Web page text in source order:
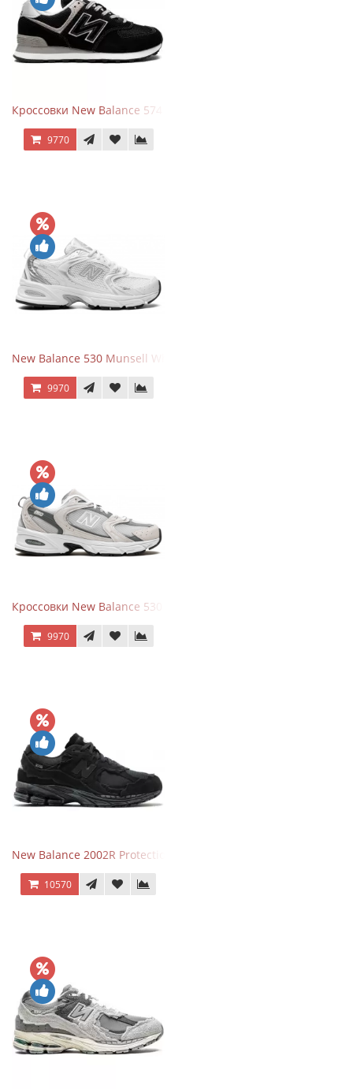
Кроссовки New Balance 574 Evergreen Black
9770
New Balance 530 Munsell White Silver
9970
Кроссовки New Balance 530 Grey Matter Harbor Grey
9970
New Balance 2002R Protection Phantom Black
10570